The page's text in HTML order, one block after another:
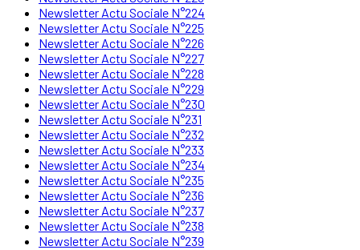
Newsletter Actu Sociale N°224
Newsletter Actu Sociale N°225
Newsletter Actu Sociale N°226
Newsletter Actu Sociale N°227
Newsletter Actu Sociale N°228
Newsletter Actu Sociale N°229
Newsletter Actu Sociale N°230
Newsletter Actu Sociale N°231
Newsletter Actu Sociale N°232
Newsletter Actu Sociale N°233
Newsletter Actu Sociale N°234
Newsletter Actu Sociale N°235
Newsletter Actu Sociale N°236
Newsletter Actu Sociale N°237
Newsletter Actu Sociale N°238
Newsletter Actu Sociale N°239